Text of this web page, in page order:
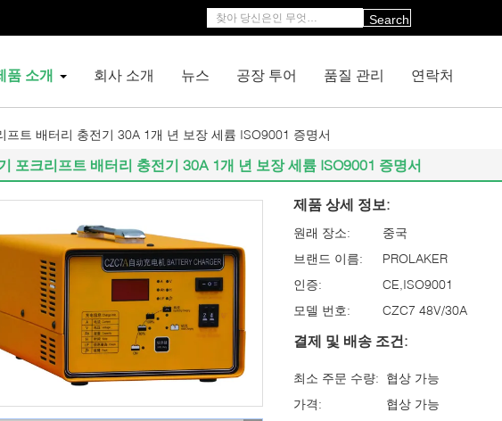
Search
품 소개 회사 소개 뉴스 공장 투어 품질 관리 연락처
프트 배터리 충전기 30A 1개 년 보장 세륨 ISO9001 증명서
포크리프트 배터리 충전기 30A 1개 년 보장 세륨 ISO9001 증명서
제품 상세 정보:
원래 장소:
중국
브랜드 이름:
PROLAKER
인증:
CE,ISO9001
모델 번호:
CZC7 48V/30A
결제 및 배송 조건:
최소 주문 수량: 협상 가능
가격:
협상 가능